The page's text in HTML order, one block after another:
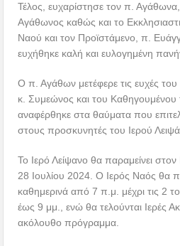
Τέλος, ευχαρίστησε τον π.
Αγάθωνος καθώς και το
Ναού και τον Προϊστάμενο, π.
ευχήθηκε καλή και ευλογημένη
Ο π. Αγάθων μετέφερε τις ευχές
κ. Συμεώνος και του Καθηγουμένου
αναφέρθηκε στα θαύματα που
στους προσκυνητές του Ιερού
Το Ιερό Λείψανο θα παραμείνει
28 Ιουλίου 2024. Ο Ιερός Ναός θα
καθημερινά από 7 π.μ. μέχρι τις 2
έως 9 μμ., ενώ θα τελούνται Ιερές
ακόλουθο πρόγραμμα.